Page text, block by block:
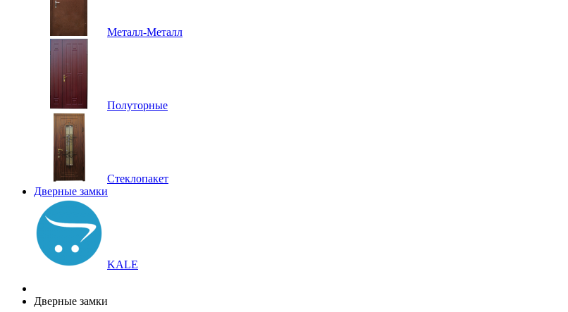
Металл-Металл
Полуторные
Стеклопакет
Дверные замки
KALE
Дверные замки